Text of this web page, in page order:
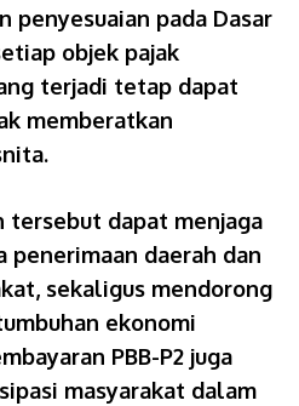
penyesuaian pada Dasar
objek pajak
terjadi tetap dapat
memberatkan
tersebut dapat menjaga
penerimaan daerah dan
sekaligus mendorong
ekonomi
PBB-P2 juga
masyarakat dalam